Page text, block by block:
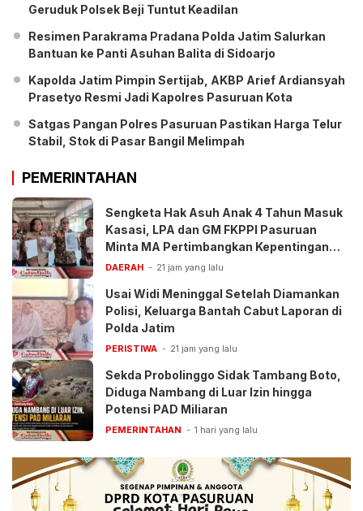
Geruduk Polsek Beji Tuntut Keadilan
Resimen Parakrama Pradana Polda Jatim Salurkan
Bantuan ke Panti Asuhan Balita di Sidoarjo
Kapolda Jatim Pimpin Sertijab, AKBP Arief Ardiansyah
Prasetyo Resmi Jadi Kapolres Pasuruan Kota
Satgas Pangan Polres Pasuruan Pastikan Harga Telur
Stabil, Stok di Pasar Bangil Melimpah
PEMERINTAHAN
Sengketa Hak Asuh Anak 4 Tahun Masuk
Kasasi, LPA dan GM FKPPI Pasuruan
Minta MA Pertimbangkan Kepentingan
Anak
DAERAH 21 jam yang lalu
Usai Widi Meninggal Setelah Diamankan
Polisi, Keluarga Bantah Cabut Laporan di
Polda Jatim
PERISTIWA 21 jam yang lalu
Sekda Probolinggo Sidak Tambang Boto,
Diduga Nambang di Luar Izin hingga
Potensi PAD Miliaran
PEMERINTAHAN 1 hari yang lalu